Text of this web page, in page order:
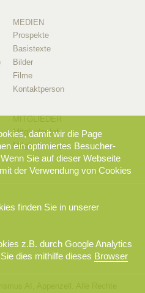
MEDIEN
Prospekte
Basistexte
Bilder
Filme
Kontaktperson
MITGLIEDER
Mitglieder-Info
Mitglieder-Login
damit wir die Page
ein optimiertes Besucher-
Sie auf dieser Webseite
der Verwendung von Cookies
finden Sie in unserer
z.B. durch Google Analytics
dies mithilfe dieses Browser